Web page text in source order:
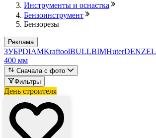
Инструменты и оснастка
Бензоинструмент
Бензорезы
Реклама
ЗУБРDIAMKraftoolBULLBIMHuterDENZEL
400 мм
Сначала с фото
Фильтры
День строителя